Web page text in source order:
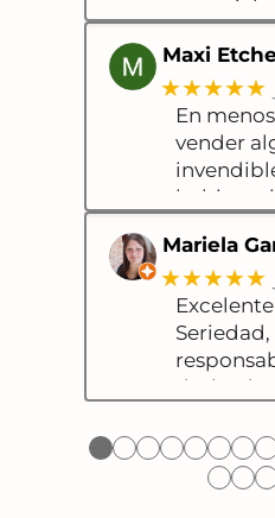
Maxi
★★★★★
En
vender
hubiese
Mariela
★★★★★
dudas, lo
●●●●●●●
●●